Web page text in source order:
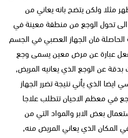
مثلا ولكن يتضح بانه يعاني من
تحول الوجع من منطقة معينة في
فان الجهاز العصبي في الجسم
عبارة عن مرض معين يسمى وجع
عن الوجع الذي يعانيه المريض,
ايضا الذي يأتي نتيجة تضرر الجهاز
في معظم الاحيان تتطلب علاجا
بعض الابر والمواد التي من
المكان الذي يعاني المريض منه,